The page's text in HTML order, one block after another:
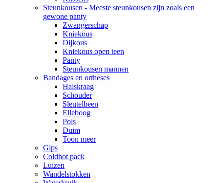
Steunkousen - Meeste steunkousen zijn zoals een
gewone panty
Zwangerschap
Kniekous
Dijkous
Kniekous open teen
Panty
Steunkousen mannen
Bandages en ortheses
Halskraag
Schouder
Sleutelbeen
Elleboog
Pols
Duim
Toon meer
Gips
Coldhot pack
Luizen
Wandelstokken